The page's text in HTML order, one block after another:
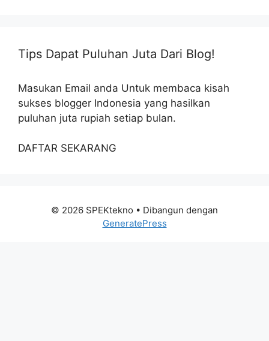
Tips Dapat Puluhan Juta Dari Blog!
Masukan Email anda Untuk membaca kisah
sukses blogger Indonesia yang hasilkan
puluhan juta rupiah setiap bulan.
DAFTAR SEKARANG
© 2026 SPEKtekno • Dibangun dengan
GeneratePress